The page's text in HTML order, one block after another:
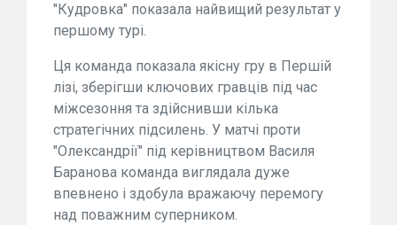
"Кудровка" показала найвищий результат у
першому турі.
Ця команда показала якісну гру в Першій
лізі, зберігши ключових гравців під час
міжсезоння та здійснивши кілька
стратегічних підсилень. У матчі проти
"Олександрії" під керівництвом Василя
Баранова команда виглядала дуже
впевнено і здобула вражаючу перемогу
над поважним суперником.